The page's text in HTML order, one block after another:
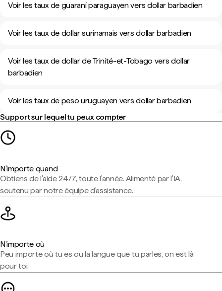
Voir les taux de guaraní paraguayen vers dollar barbadien
Voir les taux de dollar surinamais vers dollar barbadien
Voir les taux de dollar de Trinité-et-Tobago vers dollar
barbadien
Voir les taux de peso uruguayen vers dollar barbadien
Support sur lequel tu peux compter
N'importe quand
Obtiens de l'aide 24/7, toute l'année. Alimenté par l'IA,
soutenu par notre équipe d'assistance.
N'importe où
Peu importe où tu es ou la langue que tu parles, on est là
pour toi.